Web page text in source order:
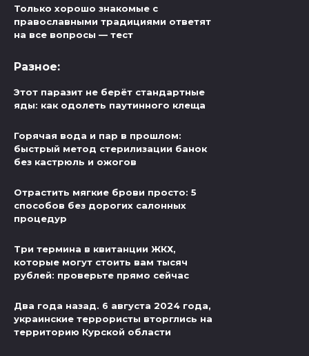
Только хорошо знакомые с
православными традициями ответят
на все вопросы — тест
Разное:
Этот паразит не берёт стандартные
яды: как одолеть паутинного клеща
Горячая вода и пар в прошлом:
быстрый метод стерилизации банок
без кастрюль и ожогов
Отрастить мягкие брови просто: 5
способов без дорогих салонных
процедур
Три термина в квитанции ЖКХ,
которые могут стоить вам тысяч
рублей: проверьте прямо сейчас
Два года назад. 6 августа 2024 года,
украинские террористы вторглись на
территорию Курской области